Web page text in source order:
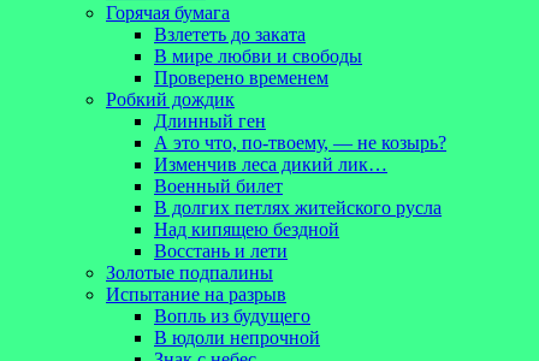
Горячая бумага
Взлететь до заката
В мире любви и свободы
Проверено временем
Робкий дождик
Длинный ген
А это что, по-твоему, — не козырь?
Изменчив леса дикий лик…
Военный билет
В долгих петлях житейского русла
Над кипящею бездной
Восстань и лети
Золотые подпалины
Испытание на разрыв
Вопль из будущего
В юдоли непрочной